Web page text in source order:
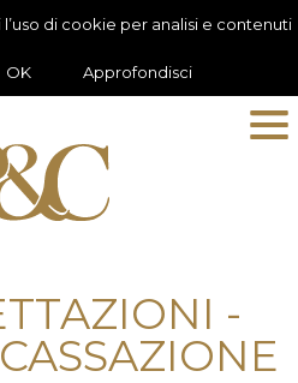
di cookie per analisi e contenuti
OK Approfondisci
-